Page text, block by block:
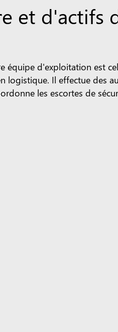
et d'actifs
équipe d'exploitation est
Il effectue des
les escortes de